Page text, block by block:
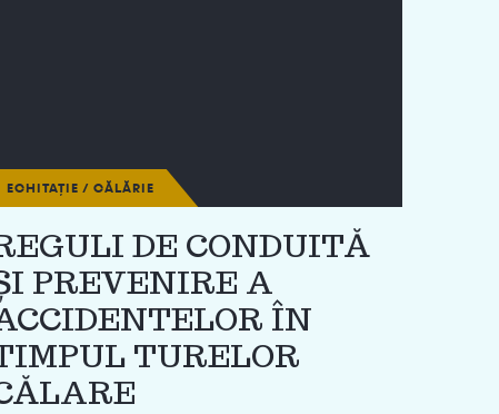
ECHITAȚIE / CĂLĂRIE
DE CONDUITĂ
PREVENIRE A
ÎN
TURELOR